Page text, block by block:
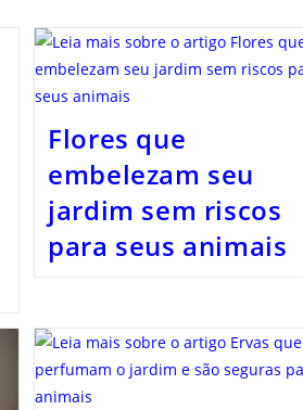
Flores que
embelezam seu
jardim sem riscos
para seus animais